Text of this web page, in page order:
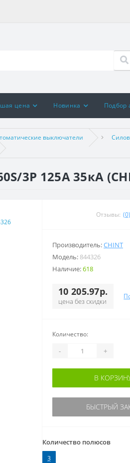
цена Новинка Подбор
выключатели
3Р 125A 35кА
Отзывы: (0)
Производитель:CHINT
Модель: 844326
Наличие:618
10 205.97р.
цена без скидки
Количество:
- +
В
БЫСТРЫЙ
Количество полюсов
3